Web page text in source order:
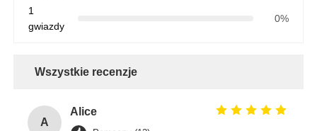
1
gwiazdy
0%
Wszystkie recenzje
A
Alice